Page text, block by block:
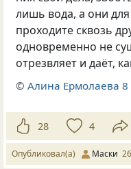
лишь вода, а они
проходите сквозь
одновременно не
отрезвляет и даёт,
©Алина Ермолаева 8
28 4
Опубликовал(а) Маски